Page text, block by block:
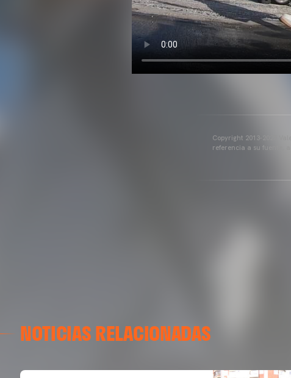
Copyright 2013-2025
referencia a su fuente,
NOTICIAS RELACIONADAS